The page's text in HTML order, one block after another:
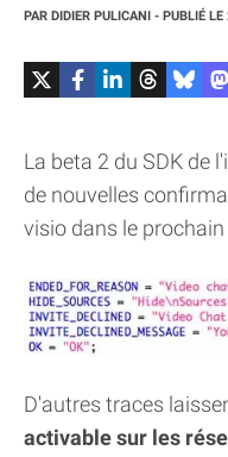
PAR DIDIER PULICANI - PUBLIÉ LE
La beta 2 du SDK de
de nouvelles
visio dans le prochain
D'autres traces
activable sur les